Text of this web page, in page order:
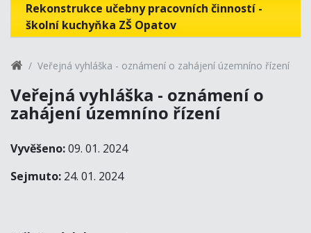
Rekonstrukce učebny pracovních činností -
školní kuchyňka ZŠ Opatov
Veřejná vyhláška - oznámení o zahájení územníno řízení
Veřejná vyhláška - oznámení o
zahájení územníno řízení
Vyvěšeno:09. 01. 2024
Sejmuto: 24. 01. 2024